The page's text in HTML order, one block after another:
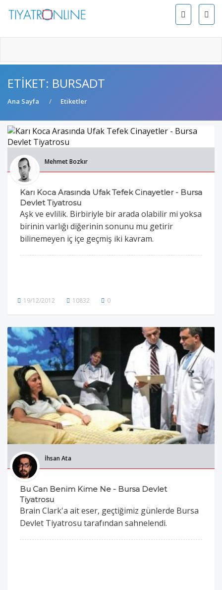
ETIKET: BURSADT
Ana Sayfa Etiketler
Mehmet Bozkır
Karı Koca Arasında Ufak Tefek Cinayetler - Bursa
Devlet Tiyatrosu
Aşk ve evlilik. Birbiriyle bir arada olabilir mi yoksa
birinin varlığı diğerinin sonunu mu getirir
bilinemeyen iç içe geçmiş iki kavram.
19/12/2012 10832 0
İhsan Ata
Bu Can Benim Kime Ne - Bursa Devlet
Tiyatrosu
Brain Clark'a ait eser, geçtiğimiz günlerde Bursa
Devlet Tiyatrosu tarafından sahnelendi.